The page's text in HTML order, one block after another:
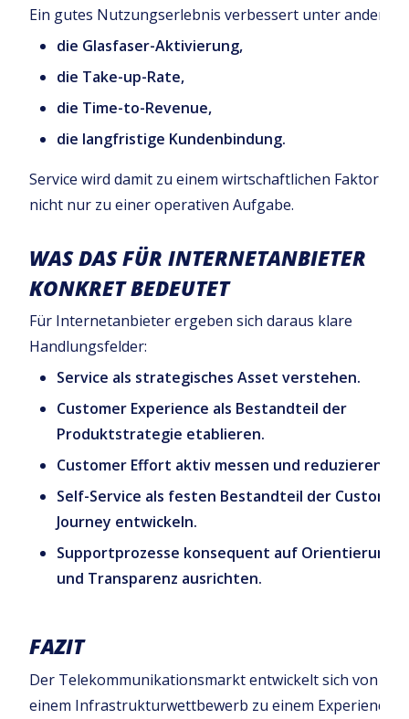
Ein gutes Nutzungserlebnis verbessert unter anderem:
die Glasfaser-Aktivierung,
die Take-up-Rate,
die Time-to-Revenue,
die langfristige Kundenbindung.
Service wird damit zu einem wirtschaftlichen Faktor –
nicht nur zu einer operativen Aufgabe.
WAS DAS FÜR INTERNETANBIETER
KONKRET BEDEUTET
Für Internetanbieter ergeben sich daraus klare
Handlungsfelder:
Service als strategisches Asset verstehen.
Customer Experience als Bestandteil der
Produktstrategie etablieren.
Customer Effort aktiv messen und reduzieren.
Self-Service als festen Bestandteil der Customer
Journey entwickeln.
Supportprozesse konsequent auf Orientierung
und Transparenz ausrichten.
FAZIT
Der Telekommunikationsmarkt entwickelt sich von
einem Infrastrukturwettbewerb zu einem Experience-